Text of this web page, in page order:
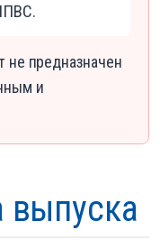
не предназначен
и
выпуска